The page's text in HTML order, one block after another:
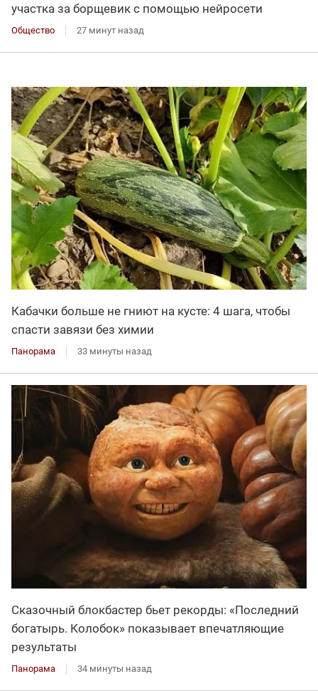
участка за борщевик с помощью нейросети
Общество 27 минут назад
Кабачки больше не гниют на кусте: 4 шага, чтобы
спасти завязи без химии
Панорама 33 минуты назад
Сказочный блокбастер бьет рекорды: «Последний
богатырь. Колобок» показывает впечатляющие
результаты
Панорама 34 минуты назад